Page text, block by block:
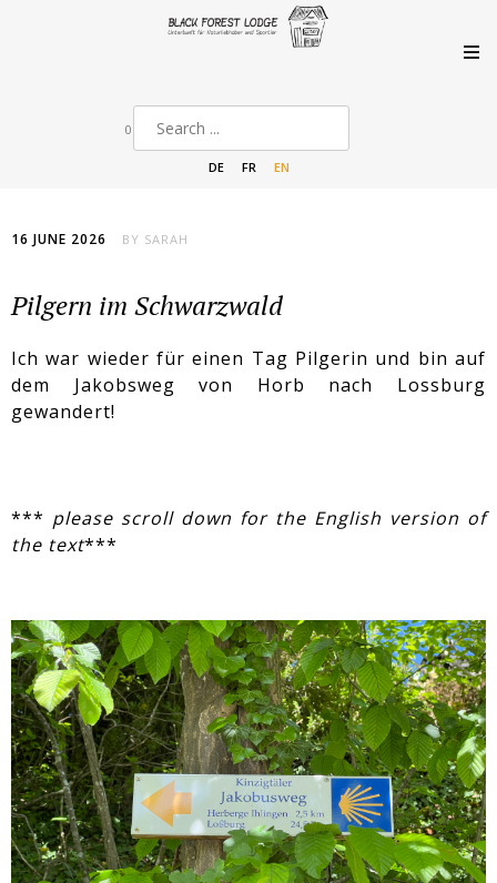
DE FR EN
0
16 JUNE 2026 BY SARAH
Pilgern im Schwarzwald
Ich war wieder für einen Tag Pilgerin und bin auf
dem Jakobsweg von Horb nach Lossburg
gewandert!
*** please scroll down for the English version of
the text***